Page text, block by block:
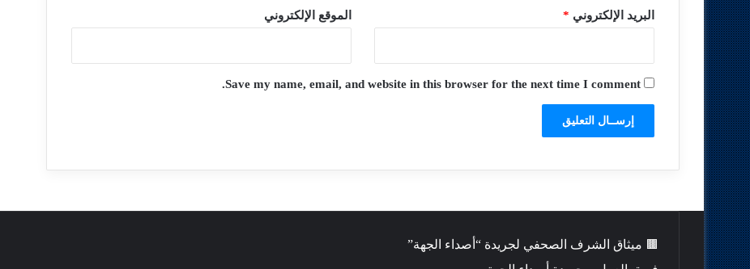
البريد الإلكتروني * الموقع الإلكتروني
Save my name, email, and website in this browser for the next time I comment.
🟫 ميثاق الشرف الصحفي لجريدة “أصداء الجهة”